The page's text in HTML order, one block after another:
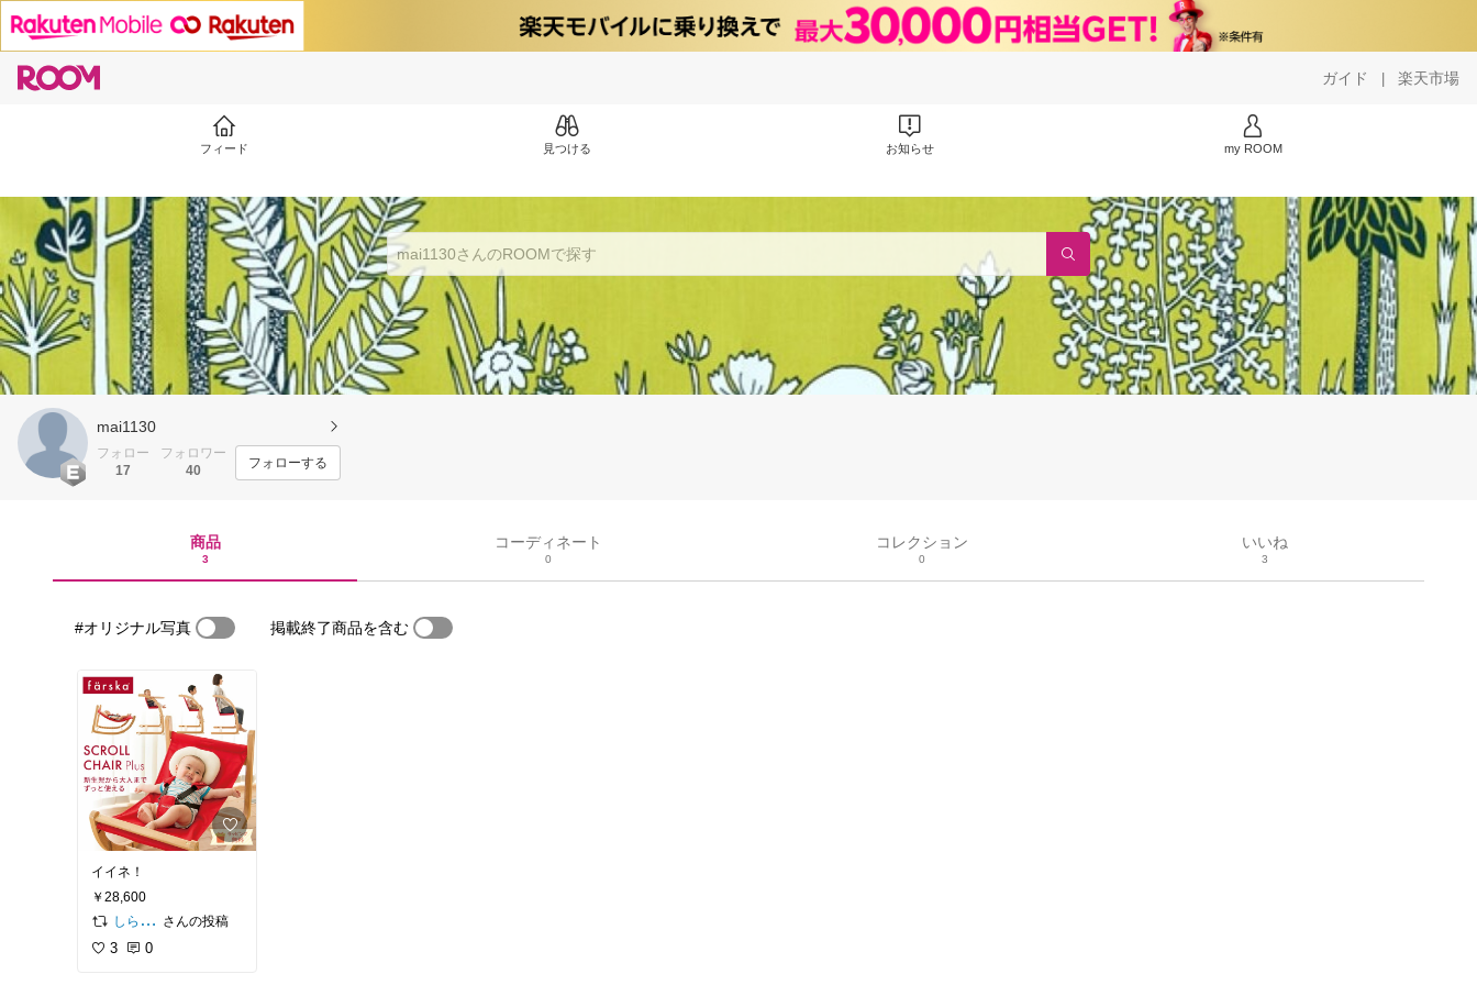
ガイド | 楽天市場
フィード 見つける お知らせ my ROOM
mai1130
フォロー
17
フォロワー
40
フォローする
商品
3
コーディネート
0
コレクション
0
いいね
3
#オリジナル写真 掲載終了商品を含む
イイネ！
￥28,600
しらたまだんご
さんの投稿
3 0